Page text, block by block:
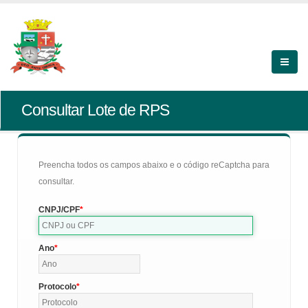
Consultar Lote de RPS
Preencha todos os campos abaixo e o código reCaptcha para
consultar.
CNPJ/CPF
Ano
Protocolo